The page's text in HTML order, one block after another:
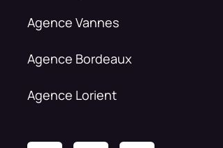
Agence Vannes
Agence Bordeaux
Agence Lorient